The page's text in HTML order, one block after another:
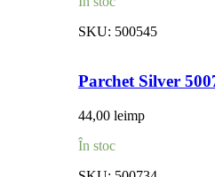
SKU: 500545
Parchet Silver
44,00 leimp
În stoc